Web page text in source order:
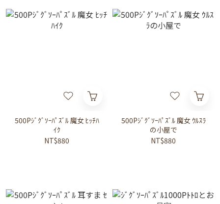
500Pｼﾞｸﾞｿｰﾊﾟｽﾞﾙ 魔女 ﾋｯﾁﾊ
ｲｸ
NT$880
500Pｼﾞｸﾞｿｰﾊﾟｽﾞﾙ 魔女 ｳﾙｽﾗ
の小屋で
NT$880